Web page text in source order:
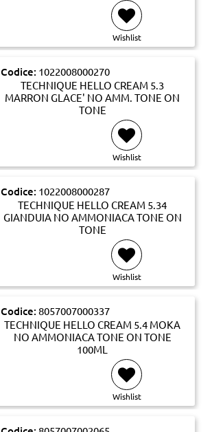
Wishlist
Codice: 1022008000270
TECHNIQUE HELLO CREAM 5.3
MARRON GLACE' NO AMM. TONE ON
TONE
Wishlist
Codice: 1022008000287
TECHNIQUE HELLO CREAM 5.34
GIANDUIA NO AMMONIACA TONE ON
TONE
Wishlist
Codice: 8057007000337
TECHNIQUE HELLO CREAM 5.4 MOKA
NO AMMONIACA TONE ON TONE
100ML
Wishlist